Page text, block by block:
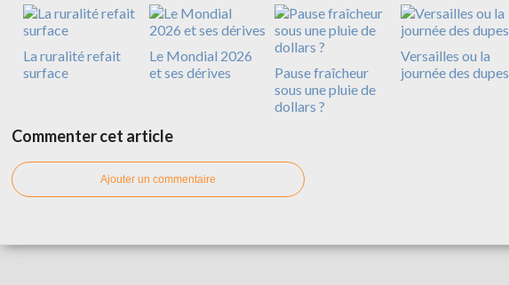
La ruralité refait
surface
Le Mondial 2026
et ses dérives
Pause fraîcheur
sous une pluie de
dollars ?
Versailles ou la
journée des dupes
Commenter cet article
Ajouter un commentaire